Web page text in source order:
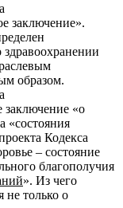
заключение».
образом.
заключение «о
«состояния
Кодекса
– состояние
благополучия
». Из чего
не только о